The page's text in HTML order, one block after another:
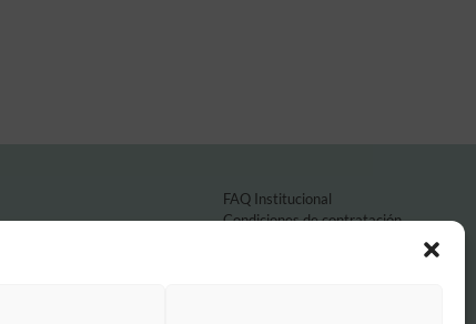
FAQ Institucional
Condiciones de contratación